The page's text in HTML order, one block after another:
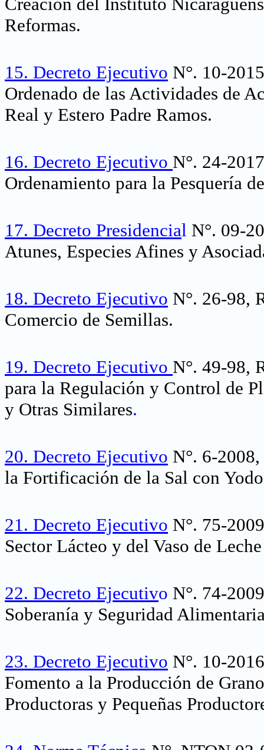
Reformas.
15. Decreto Ejecutivo N°. 10-
Ordenado de las Actividades de
Real y Estero Padre Ramos.
16. Decreto Ejecutivo N°. 24-
Ordenamiento para la Pesquería
17. Decreto Presidencial N°. 09-
Atunes, Especies Afines y
18. Decreto Ejecutivo N°. 26-98,
Comercio de Semillas.
19. Decreto Ejecutivo N°. 49-98,
para la Regulación y Control de
y Otras Similares.
20. Decreto Ejecutivo N°. 6-
la Fortificación de la Sal con
21. Decreto Ejecutivo N°. 75-
Sector Lácteo y del Vaso de
22. Decreto Ejecutivo N°. 74-
Soberanía y Seguridad
23. Decreto Ejecutivo N°. 10-
Fomento a la Producción de
Productoras y Pequeñas